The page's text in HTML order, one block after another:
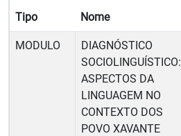
Tipo Nome
MODULO
DIAGNÓSTICO
SOCIOLINGUÍSTICO:
ASPECTOS DA
LINGUAGEM NO
CONTEXTO DOS
POVO XAVANTE